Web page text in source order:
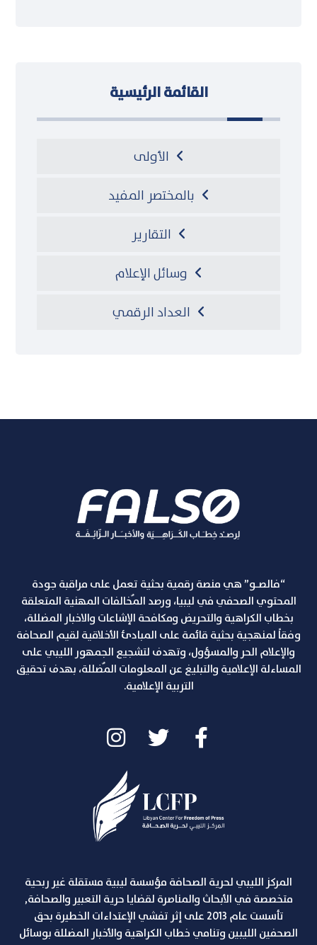
القائمة الرئيسية
الأولى
بالمختصر المفيد
التقارير
وسائل الإعلام
العداد الرقمي
“فالصـو” هي منصة رقمية بحثية تعمل على مراقبة جودة
المحتوي الصحفي في ليبيا، ورصد المٌخالفات المهنية المتعلقة
بخطاب الكراهية والتحريض ومكافحة الإشاعات والاخبار المضللة،
وفقاً لمنهجية بحثية قائمة على المبادئ الأخلاقية لقيم الصحافة
والإعلام الحر والمسؤول، وتهدف لتشجيع الجمهور الليبي على
المساءلة الإعلامية والتبليغ عن المعلومات المٌضللة، بهدف تحقيق
التربية الإعلامية.
المركز الليبي لحرية الصحافة مؤسسة ليبية مستقلة غير ربحية
متخصصة في الأبحاث والمناصرة لقضايا حرية التعبير والصحافة,
تأسست عام 2013 على إثر تفشي الإعتداءات الخطيرة بحق
الصحفين الليبين وتنامي خطاب الكراهية والأخبار المضللة بوسائل